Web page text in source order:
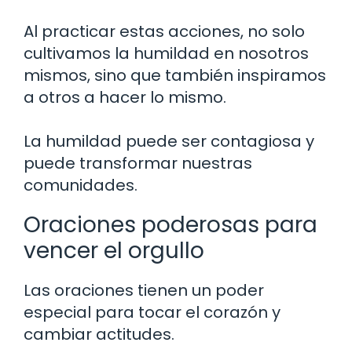
Al practicar estas acciones, no solo
cultivamos la humildad en nosotros
mismos, sino que también inspiramos
a otros a hacer lo mismo.
La humildad puede ser contagiosa y
puede transformar nuestras
comunidades.
Oraciones poderosas para
vencer el orgullo
Las oraciones tienen un poder
especial para tocar el corazón y
cambiar actitudes.